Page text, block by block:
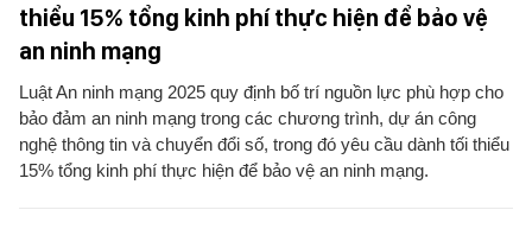
thiểu 15% tổng kinh phí thực hiện để bảo vệ
an ninh mạng
Luật An ninh mạng 2025 quy định bố trí nguồn lực phù hợp cho
bảo đảm an ninh mạng trong các chương trình, dự án công
nghệ thông tin và chuyển đổi số, trong đó yêu cầu dành tối thiểu
15% tổng kinh phí thực hiện để bảo vệ an ninh mạng.